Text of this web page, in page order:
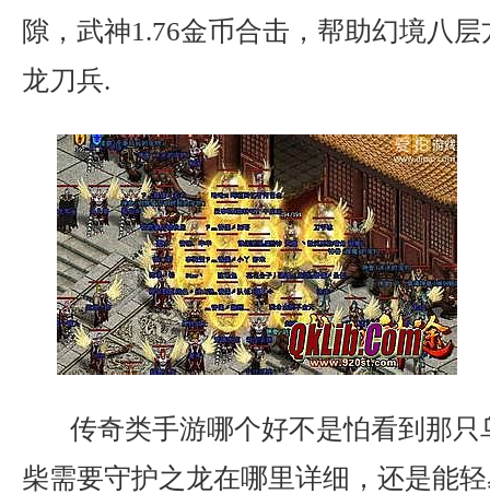
隙，武神1.76金币合击，帮助幻境八
龙刀兵.
传奇类手游哪个好不是怕看到那
柴需要守护之龙在哪里详细，还是能